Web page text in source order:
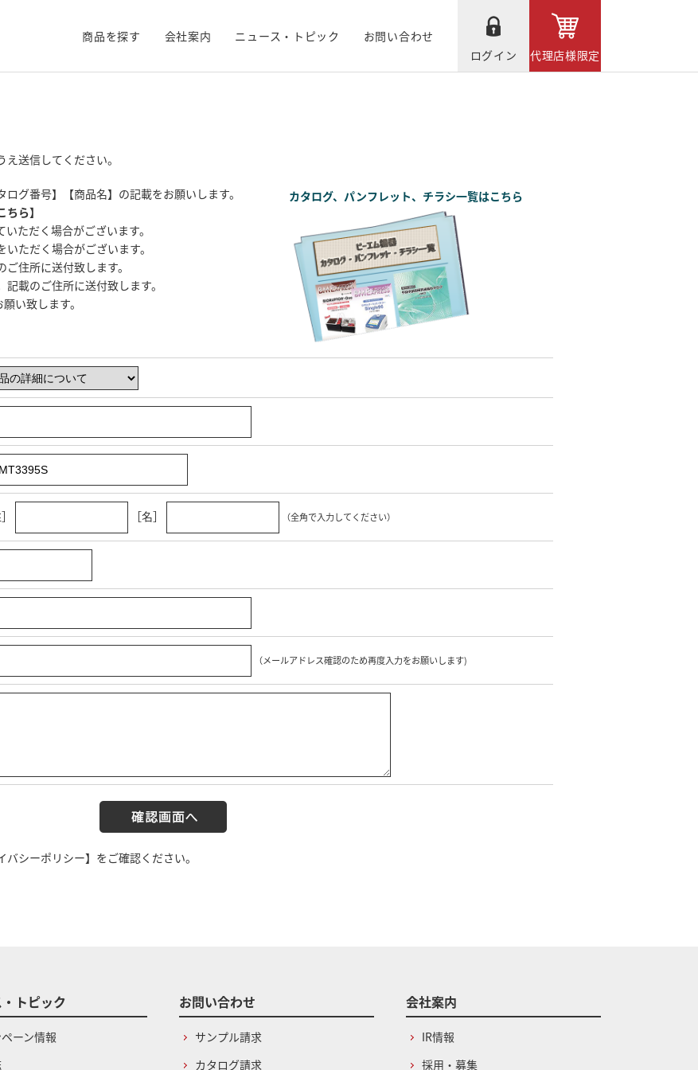
商品を探す 会社案内 ニュース・トピック
お問い合わせ
ログイン
代理店様限定
送信してください。
グ番号】【商品名】の記載をお願いします。
ちら】
ただく場合がございます。
ただく場合がございます。
住所に送付致します。
載のご住所に送付致します。
い致します。
カタログ、パンフレット、チラシ一覧はこちら
［名］ （全角で入力してください）
（メールアドレス確認のため再度入力をお願いします)
バシーポリシー】 をご確認ください。
トピック
ーン情報
お問い合わせ
サンプル請求
カタログ請求
会社案内
IR情報
採用・募集